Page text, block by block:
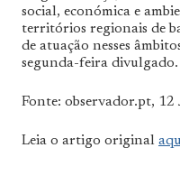
social, económica e
territórios regionais de
de atuação nesses
segunda-feira divulgado.
Fonte: observador.pt, 12
Leia o artigo original